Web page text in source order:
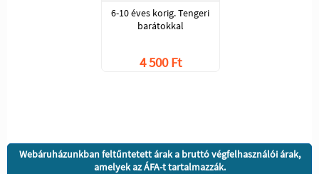
6-10 éves korig. Tengeri
barátokkal
4 500 Ft
Webáruházunkban feltűntetett árak a bruttó végfelhasználói árak,
amelyek az ÁFA-t tartalmazzák.